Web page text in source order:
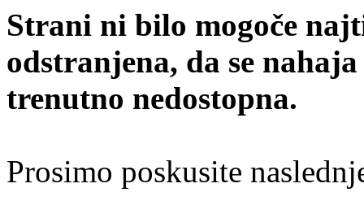
Strani ni bilo mogoče
odstranjena, da se
trenutno nedostopna.
Prosimo poskusite